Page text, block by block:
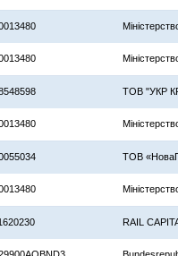
ТОВ "УКР
ТОВ
RAIL